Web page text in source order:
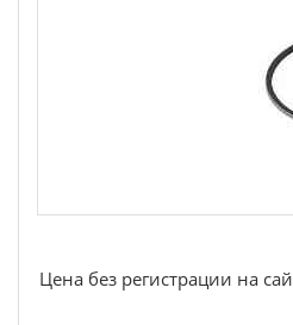
Цена без регистрации на